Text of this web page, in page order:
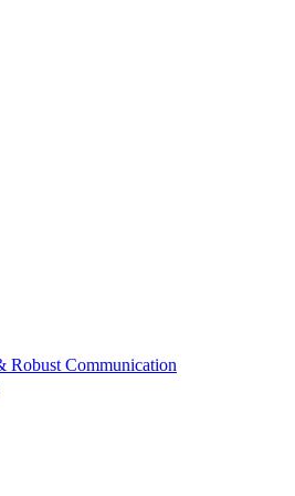
Robust Communication